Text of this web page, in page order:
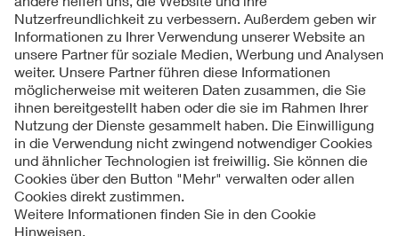
Kontakt
Impressum
Datenschutzinformationen
Cookie Hinweise